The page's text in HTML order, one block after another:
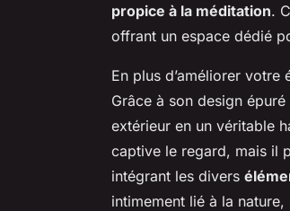
propice à la méditation.
offrant un espace dédié
En plus d’améliorer votre
Grâce à son design
extérieur en un véritable
captive le regard, mais il
intégrant les divers
intimement lié à la